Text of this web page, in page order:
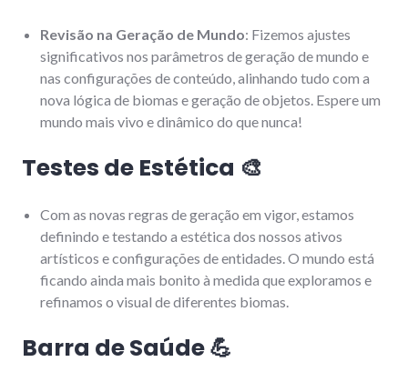
Revisão na Geração de Mundo: Fizemos ajustes
significativos nos parâmetros de geração de mundo e
nas configurações de conteúdo, alinhando tudo com a
nova lógica de biomas e geração de objetos. Espere um
mundo mais vivo e dinâmico do que nunca!
Testes de Estética 🎨
Com as novas regras de geração em vigor, estamos
definindo e testando a estética dos nossos ativos
artísticos e configurações de entidades. O mundo está
ficando ainda mais bonito à medida que exploramos e
refinamos o visual de diferentes biomas.
Barra de Saúde💪